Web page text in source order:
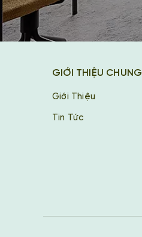
GIỚI THIỆU CHUNG
Giới Thiệu
Tin Tức